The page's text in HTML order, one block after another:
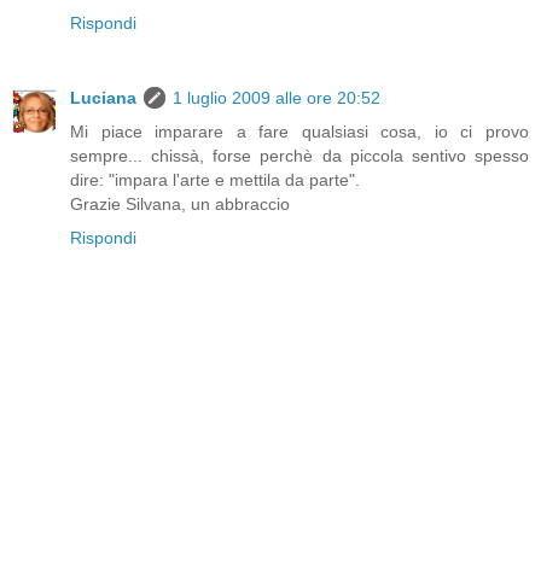
Rispondi
Luciana
1 luglio 2009 alle ore 20:52
Mi piace imparare a fare qualsiasi cosa, io ci provo
sempre... chissà, forse perchè da piccola sentivo spesso
dire: "impara l'arte e mettila da parte".
Grazie Silvana, un abbraccio
Rispondi